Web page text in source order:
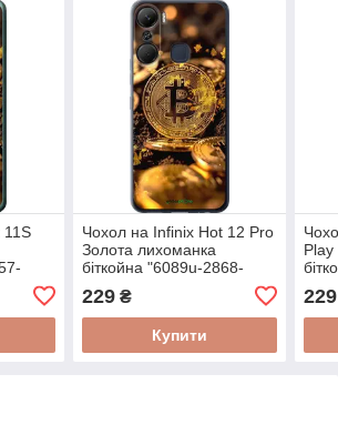
11S
Чохол на Infinix Hot 12 Pro
Золота лихоманка
біткойна "6089u-2868-
229₴
Купити
229